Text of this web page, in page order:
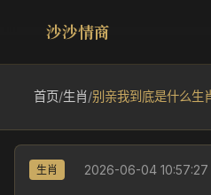
沙沙情商
首页/生肖/别亲我到底是什么生
生肖 2026-06-04 10:57:27